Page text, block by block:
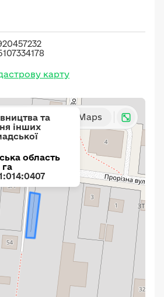
карту
Google Maps
та
інших
область
га